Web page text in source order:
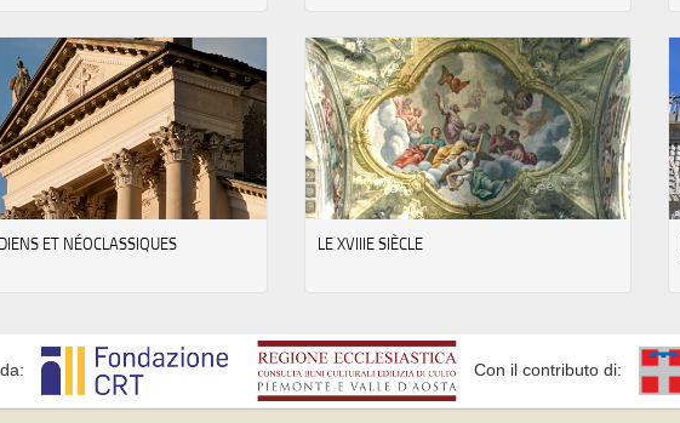
ET NÉOCLASSIQUES LE XVIIIE SIÈCLE
Con il contributo di: